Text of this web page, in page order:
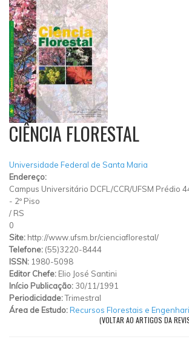
CIÊNCIA FLORESTAL
Universidade Federal de Santa Maria
Endereço:
Campus Universitário DCFL/CCR/UFSM Prédio
- 2º Piso
/ RS
0
Site: http://www.ufsm.br/cienciaflorestal/
Telefone: (55)3220-8444
ISSN: 1980-5098
Editor Chefe: Elio José Santini
Início Publicação: 30/11/1991
Periodicidade:Trimestral
Área de Estudo:Recursos Florestais e
(VOLTAR AO ARTIGOS DA